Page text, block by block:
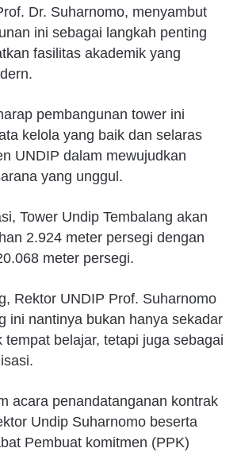
Dr. Suharnomo, menyambut
ini sebagai langkah penting
fasilitas akademik yang
pembangunan tower ini
kelola yang baik dan selaras
UNDIP dalam mewujudkan
yang unggul.
Tower Undip Tembalang akan
2.924 meter persegi dengan
meter persegi.
Rektor UNDIP Prof. Suharnomo
ini nantinya bukan hanya sekadar
tempat belajar, tetapi juga sebagai
acara penandatanganan kontrak
Undip Suharnomo beserta
Pembuat komitmen (PPK)